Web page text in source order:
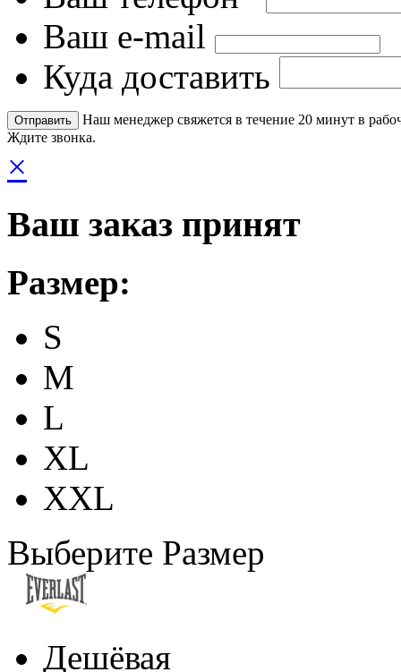
Ваш e-mail
Куда доставить
Наш менеджер свяжется в течение 20 минут в
Ждите звонка.
×
Ваш заказ принят
Размер:
S
M
L
XL
XXL
Выберите Размер
Дешёвая